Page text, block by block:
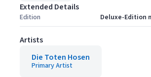
Extended Details
Edition Deluxe-Edition
Artists
Die Toten Hosen
Primary Artist